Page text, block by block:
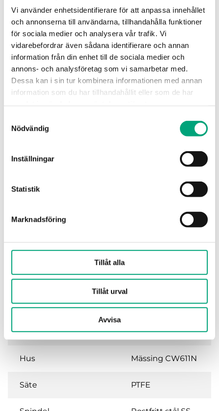
Vi använder enhetsidentifierare för att anpassa innehållet
och annonserna till användarna, tillhandahålla funktioner
för sociala medier och analysera vår trafik. Vi
vidarebefordrar även sådana identifierare och annan
information från din enhet till de sociala medier och
annons- och analysföretag som vi samarbetar med.
Dessa kan i sin tur kombinera informationen med annan
information som du har tillhandahållit eller som de har
Nödvändig
Inställningar
Statistik
Marknadsföring
Tillåt alla
Tillåt urval
Avvisa
Specifikationer för
Användningsområden
Kyla, Ventilation,
Värme,
Fläktkonvektor
Tryckklass PN20
according to ISO
glykol)
Vridningsvinkel 90 °
Media temperatur -5…120 °C
Hus Mässing CW611N
Säte PTFE